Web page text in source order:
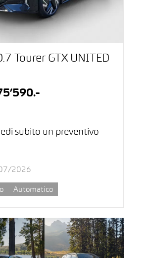
Tourer GTX UNITED
subito un preventivo
2026
Automatico